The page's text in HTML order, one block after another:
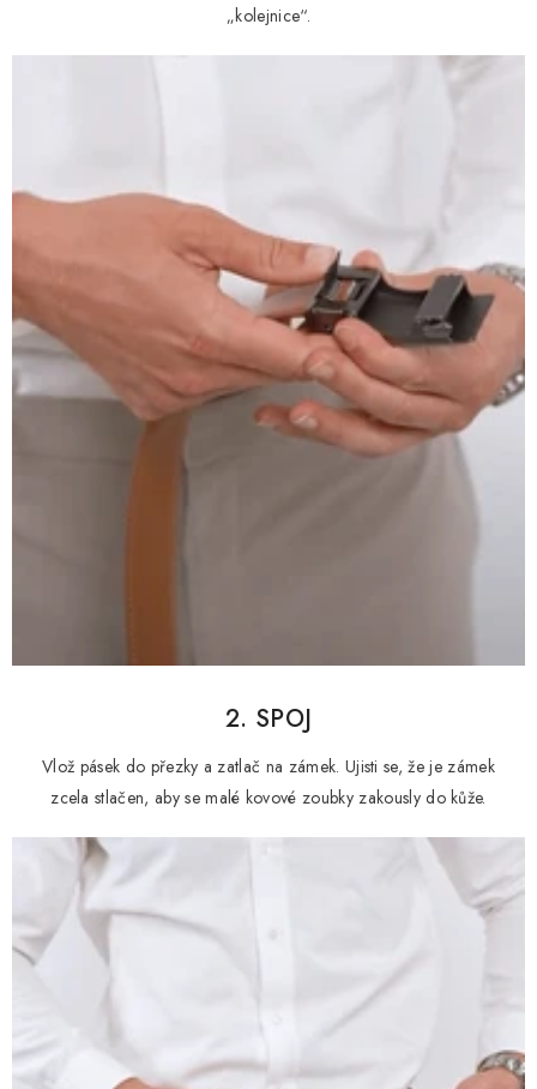
„kolejnice“.
2. SPOJ
Vlož pásek do přezky a zatlač na zámek. Ujisti se, že je zámek
zcela stlačen, aby se malé kovové zoubky zakously do kůže.